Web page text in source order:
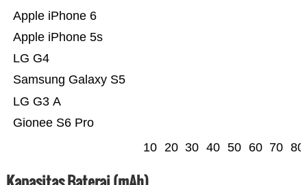
Gionee S6 Pro
LG G3 A
Samsung Galaxy S5
LG G4
Apple iPhone 5s
Apple iPhone 6
10 20 30 40 50 60 70 80